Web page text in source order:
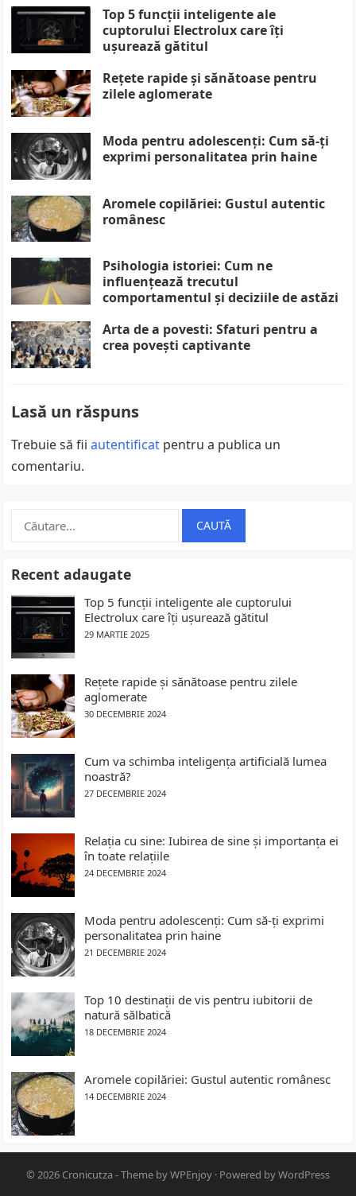
Top 5 funcții inteligente ale
cuptorului Electrolux care îți
ușurează gătitul
Rețete rapide și sănătoase pentru
zilele aglomerate
Moda pentru adolescenți: Cum să-ți
exprimi personalitatea prin haine
Aromele copilăriei: Gustul autentic
românesc
Psihologia istoriei: Cum ne
influențează trecutul
comportamentul și deciziile de astăzi
Arta de a povesti: Sfaturi pentru a
crea povești captivante
Lasă un răspuns
Trebuie să fiiautentificat pentru a publica un
comentariu.
Caută
Recent adaugate
Top 5 funcții inteligente ale cuptorului
Electrolux care îți ușurează gătitul
29 MARTIE 2025
Rețete rapide și sănătoase pentru zilele
aglomerate
30 DECEMBRIE 2024
Cum va schimba inteligența artificială lumea
noastră?
27 DECEMBRIE 2024
Relația cu sine: Iubirea de sine și importanța ei
în toate relațiile
24 DECEMBRIE 2024
Moda pentru adolescenți: Cum să-ți exprimi
personalitatea prin haine
21 DECEMBRIE 2024
Top 10 destinații de vis pentru iubitorii de
natură sălbatică
18 DECEMBRIE 2024
Aromele copilăriei: Gustul autentic românesc
14 DECEMBRIE 2024
© 2026 Cronicutza- Theme byWPEnjoy· Powered byWordPress